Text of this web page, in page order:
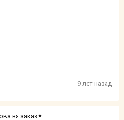
9 лет назад
на заказ✦